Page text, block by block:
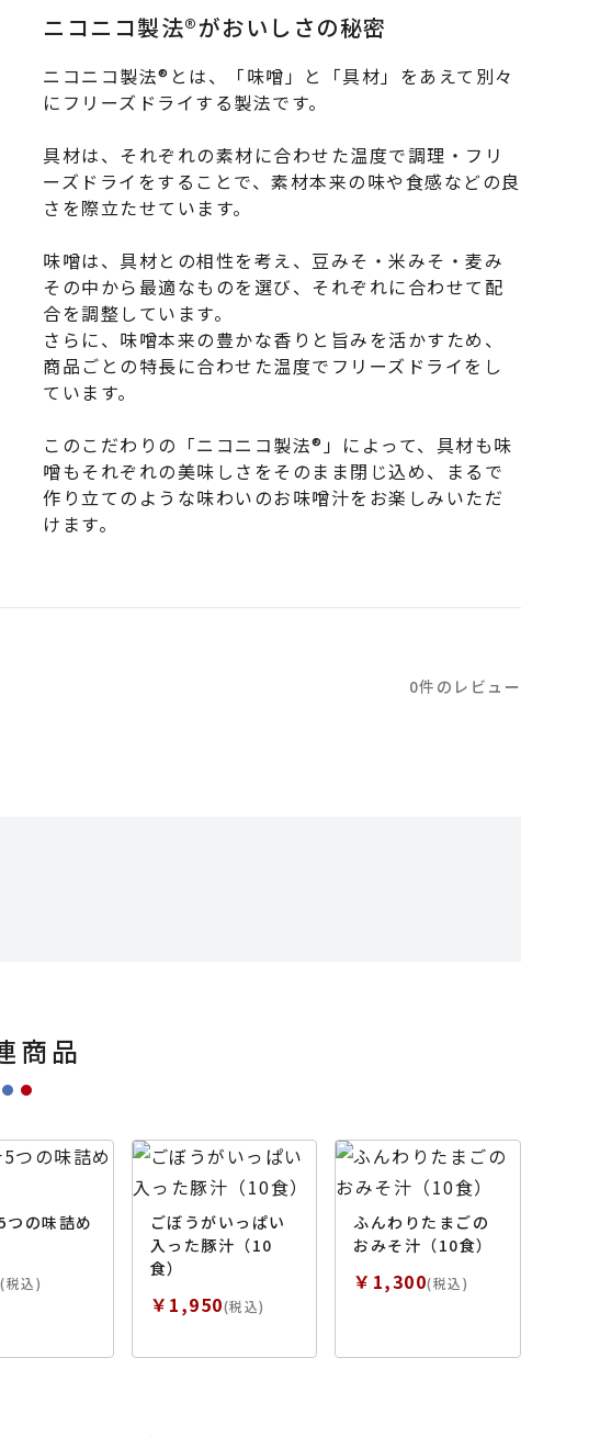
ニコニコ製法®がおいしさの秘密
ニコニコ製法®とは、「味噌」と「具材」をあえて別々
にフリーズドライする製法です。
具材は、それぞれの素材に合わせた温度で調理・フリ
ーズドライをすることで、素材本来の味や食感などの良
さを際立たせています。
味噌は、具材との相性を考え、豆みそ・米みそ・麦み
その中から最適なものを選び、それぞれに合わせて配
合を調整しています。
さらに、味噌本来の豊かな香りと旨みを活かすため、
商品ごとの特長に合わせた温度でフリーズドライをし
ています。
このこだわりの「ニコニコ製法®」によって、具材も味
噌もそれぞれの美味しさをそのまま閉じ込め、まるで
作り立てのような味わいのお味噌汁をお楽しみいただ
けます。
0件のレビュー
商品
つの味詰め
(税込)
ごぼうがいっぱい
入った豚汁（10
食）
￥1,950(税込)
ふんわりたまごの
おみそ汁（10食）
￥1,300(税込)